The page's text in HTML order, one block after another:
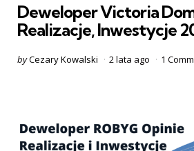
Deweloper Victoria
Realizacje, Inwestycje
Posted
byCezary Kowalski 2 lata ago 1